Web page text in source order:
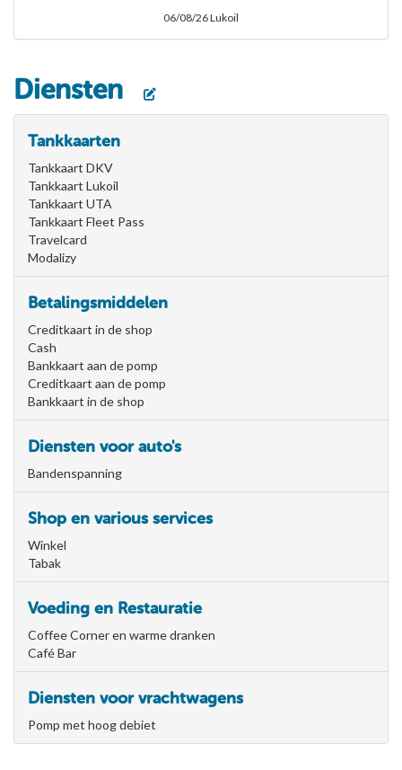
06/08/26 Lukoil
Diensten
Tankkaarten
Tankkaart DKV
Tankkaart Lukoil
Tankkaart UTA
Tankkaart Fleet Pass
Travelcard
Modalizy
Betalingsmiddelen
Creditkaart in de shop
Cash
Bankkaart aan de pomp
Creditkaart aan de pomp
Bankkaart in de shop
Diensten voor auto's
Bandenspanning
Shop en various services
Winkel
Tabak
Voeding en Restauratie
Coffee Corner en warme dranken
Café Bar
Diensten voor vrachtwagens
Pomp met hoog debiet